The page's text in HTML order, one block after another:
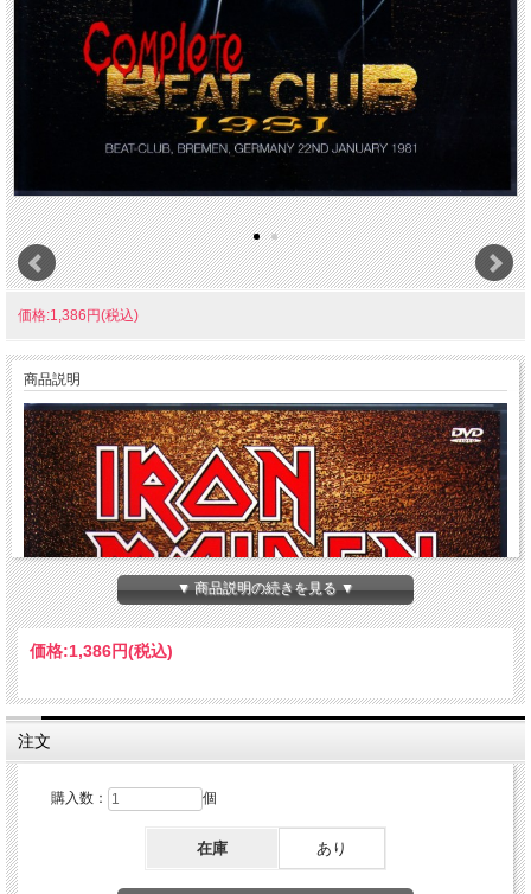
価格:1,386円(税込)
商品説明
▼ 商品説明の続きを見る ▼
価格:1,386円(税込)
注文
購入数： 個
在庫 あり